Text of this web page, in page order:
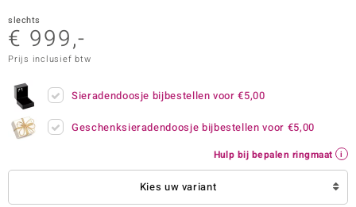
Paraíso
slechts
€ 999,-
Prijs inclusief btw
Sieradendoosje bijbestellen voor€5,00
Geschenksieradendoosje bijbestellen voor €5,00
Hulp bij bepalen ringmaat
Kies uw variant